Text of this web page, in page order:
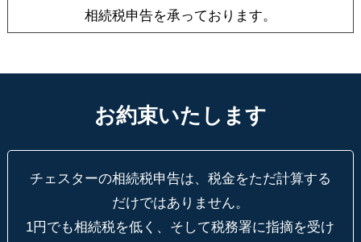
相続税申告を承っております。
お約束いたします
チェスターの相続税申告は、税金をただ計算する
だけではありません。
1円でも相続税を低く、そして税務署に指摘を受け